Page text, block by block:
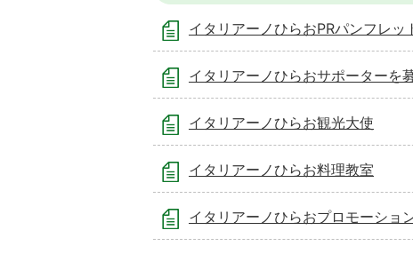
イタリアーノひらおPRパンフレッ
イタリアーノひらおサポーターを
イタリアーノひらお観光大使
イタリアーノひらお料理教室
イタリアーノひらおプロモーショ